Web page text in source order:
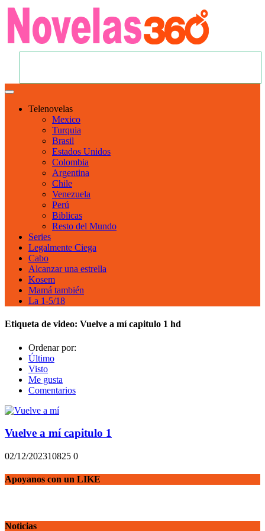
Telenovelas
Mexico
Turquia
Brasil
Estados Unidos
Colombia
Argentina
Chile
Venezuela
Perú
Biblicas
Resto del Mundo
Series
Legalmente Ciega
Cabo
Alcanzar una estrella
Kosem
Mamá también
La 1-5/18
Etiqueta de video: Vuelve a mí capitulo 1 hd
Ordenar por:
Último
Visto
Me gusta
Comentarios
Vuelve a mí capitulo 1
02/12/202310825 0
Apoyanos con un LIKE
Noticias